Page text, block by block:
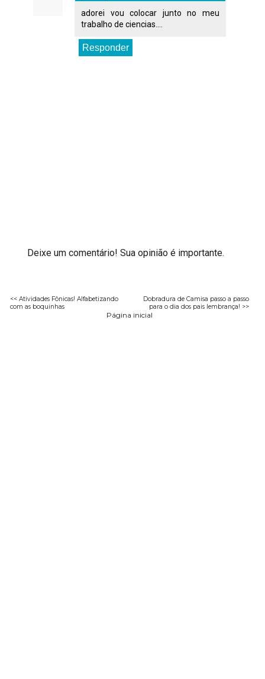
adorei vou colocar junto no meu
trabalho de ciencias....
Responder
Deixe um comentário! Sua opinião é importante.
<< Atividades Fônicas! Alfabetizando
com as boquinhas
Dobradura de Camisa passo a passo
para o dia dos pais lembrança! >>
Página inicial